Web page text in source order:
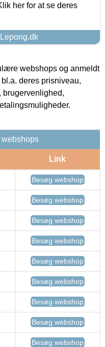
her for at se deres
webshops og anmeldt
deres prisniveau,
brugervenlighed,
webshops
Link
Besøg webshop
Besøg webshop
Besøg webshop
Besøg webshop
Besøg webshop
Besøg webshop
Besøg webshop
Besøg webshop
Besøg webshop